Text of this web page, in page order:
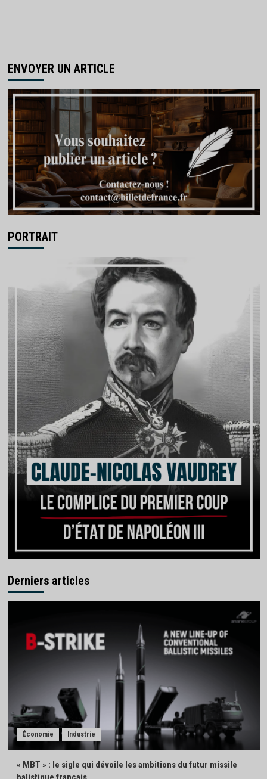
ENVOYER UN ARTICLE
PORTRAIT
Derniers articles
Économie Industrie
« MBT » : le sigle qui dévoile les ambitions du futur missile